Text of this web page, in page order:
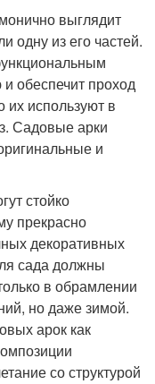
выглядит
одну из его частей.
обеспечит проход
их используют в
Садовые арки
и
стойко
прекрасно
декоративных
сада должны
в обрамлении
но даже зимой.
арок как
со структурой